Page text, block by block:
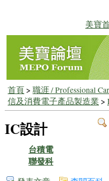
美寶
首頁> 職涯 / Professional
信及消費電子產品製造業>
IC設計
台積電
聯發科